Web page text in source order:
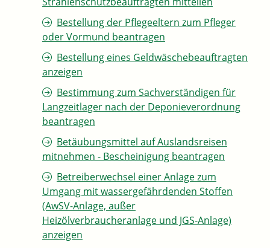
Bestellung der Pflegeeltern zum Pfleger
oder Vormund beantragen
Bestellung eines Geldwäschebeauftragten
anzeigen
Bestimmung zum Sachverständigen für
Langzeitlager nach der Deponieverordnung
beantragen
Betäubungsmittel auf Auslandsreisen
mitnehmen - Bescheinigung beantragen
Betreiberwechsel einer Anlage zum
Umgang mit wassergefährdenden Stoffen
(AwSV-Anlage, außer
Heizölverbraucheranlage und JGS-Anlage)
anzeigen